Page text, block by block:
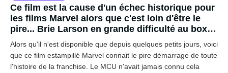
Ce film est la cause d'un échec historique pour
les films Marvel alors que c'est loin d'être le
pire... Brie Larson en grande difficulté au box-
office américain
Alors qu'il n'est disponible que depuis quelques petits jours, voici
que ce film estampillé Marvel connait le pire démarrage de toute
l'histoire de la franchise. Le MCU n'avait jamais connu cela